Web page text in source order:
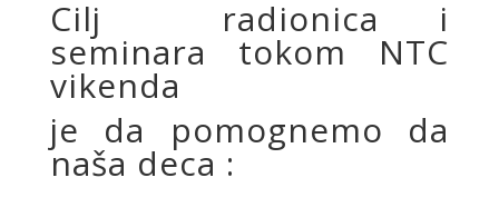
Cilj radionica i
seminara tokom NTC
vikenda
je da pomognemo da
naša deca :